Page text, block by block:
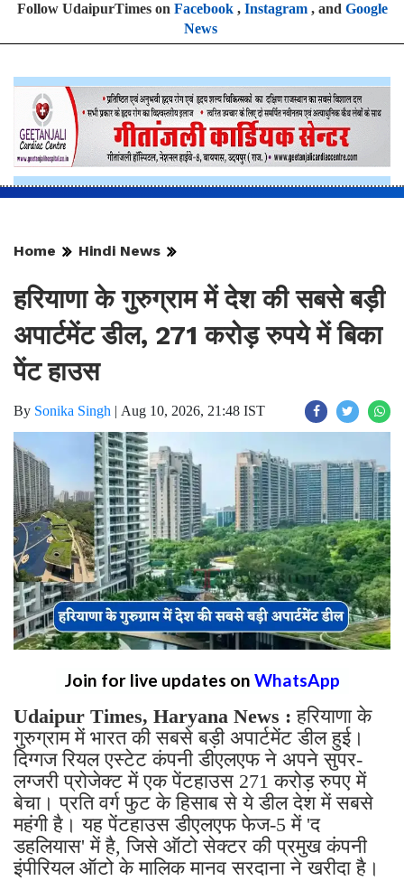
Follow UdaipurTimes on Facebook, Instagram, and Google
News
Home Hindi News
हरियाणा के गुरुग्राम में देश की सबसे बड़ी
अपार्टमेंट डील, 271 करोड़ रुपये में बिका
पेंट हाउस
By Sonika Singh | Aug 10, 2026, 21:48 IST
Join for live updates on WhatsApp
Udaipur Times, Haryana News :हरियाणा के
गुरुग्राम में भारत की सबसे बड़ी अपार्टमेंट डील हुई।
दिग्गज रियल एस्टेट कंपनी डीएलएफ ने अपने सुपर-
लग्जरी प्रोजेक्ट में एक पेंटहाउस 271 करोड़ रुपए में
बेचा। प्रति वर्ग फुट के हिसाब से ये डील देश में सबसे
महंगी है। यह पेंटहाउस डीएलएफ फेज-5 में 'द
डहलियास' में है, जिसे ऑटो सेक्टर की प्रमुख कंपनी
इंपीरियल ऑटो के मालिक मानव सरदाना ने खरीदा है।